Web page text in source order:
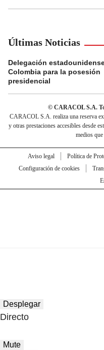
Últimas Noticias
Delegación
Colombia para la posesión
presidencial
© CARACOL S.A.
CARACOL S.A. realiza una reserva
y otras prestaciones accesibles desde
medios
Aviso legal Política de
Configuración de cookies
Desplegar
Directo
Mute